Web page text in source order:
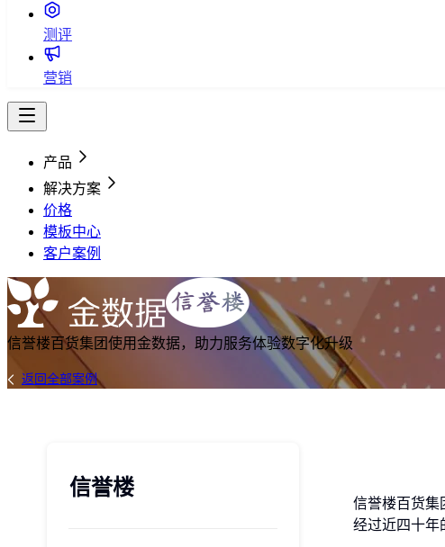
测评
营销
产品
解决方案
价格
模板中心
客户案例
信誉楼百货集团使用金数据，助力服务体验数字化升级
返回全部案例
信誉楼
信誉楼百货集
经过近四十年